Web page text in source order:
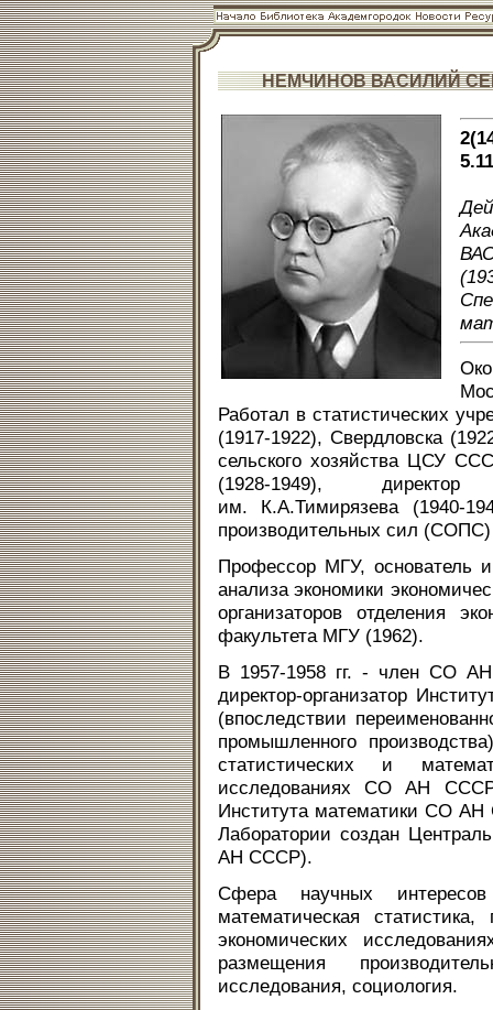
НЕМЧИНОВ ВАСИЛИЙ
Работал в статистических
(1917-1922), Свердловска
сельского хозяйства ЦСУ
(1928-1949), директор
им. К.А.Тимирязева (1940-
производительных сил
Профессор МГУ, основатель
анализа экономики
организаторов отделения
факультета МГУ (1962).
В 1957-1958 гг. - член СО
директор-организатор
(впоследствии
промышленного
статистических и
исследованиях СО АН
Института математики СО АН
Лаборатории создан
АН СССР).
Сфера научных интересов
математическая
экономических
размещения
исследования, социология.